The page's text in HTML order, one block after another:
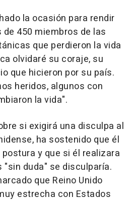
la ocasión para rendir
450 miembros de las
que perdieron la vida
olvidaré su coraje, su
que hicieron por su país.
heridos, algunos con
la vida".
si exigirá una disculpa al
ha sostenido que él
y que si él realizara
duda" se disculparía.
que Reino Unido
estrecha con Estados